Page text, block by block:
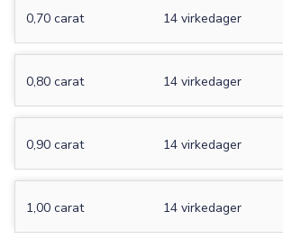
0,70 carat 14 virkedager
0,80 carat 14 virkedager
0,90 carat 14 virkedager
1,00 carat 14 virkedager